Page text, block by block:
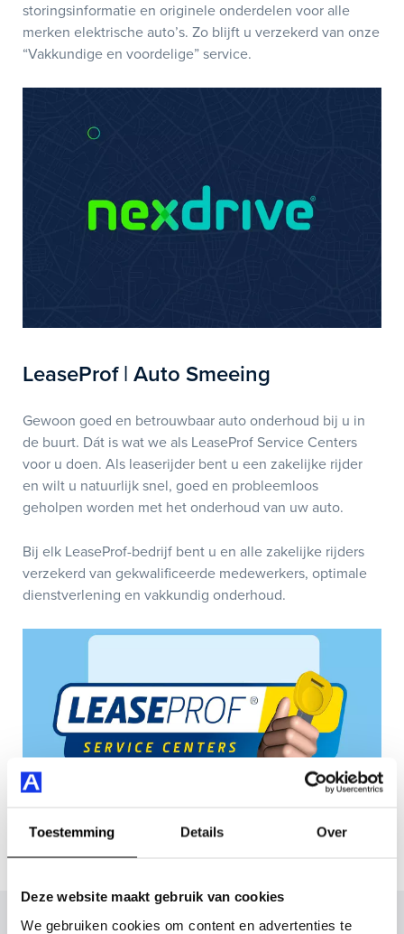
Toestemming Details Over
Deze website maakt gebruik van cookies
We gebruiken cookies om content en advertenties te
storingsinformatie en originele onderdelen voor alle
merken elektrische auto’s. Zo blijft u verzekerd van onze
“Vakkundige en voordelige” service.
LeaseProf | Auto Smeeing
Gewoon goed en betrouwbaar auto onderhoud bij u in
de buurt. Dát is wat we als LeaseProf Service Centers
voor u doen. Als leaserijder bent u een zakelijke rijder
en wilt u natuurlijk snel, goed en probleemloos
geholpen worden met het onderhoud van uw auto.
Bij elk LeaseProf-bedrijf bent u en alle zakelijke rijders
verzekerd van gekwalificeerde medewerkers, optimale
dienstverlening en vakkundig onderhoud.
Actuele acties